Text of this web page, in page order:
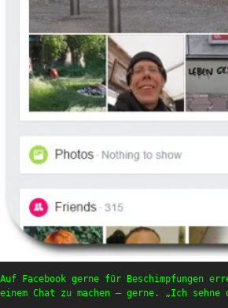
Auf Facebook gerne für Beschimpfungen
einem Chat zu machen – gerne. „Ich